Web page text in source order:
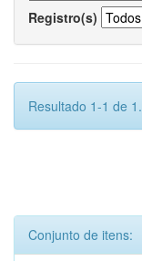
Registro(s)
Resultado 1-1 de 1.
Conjunto de itens: